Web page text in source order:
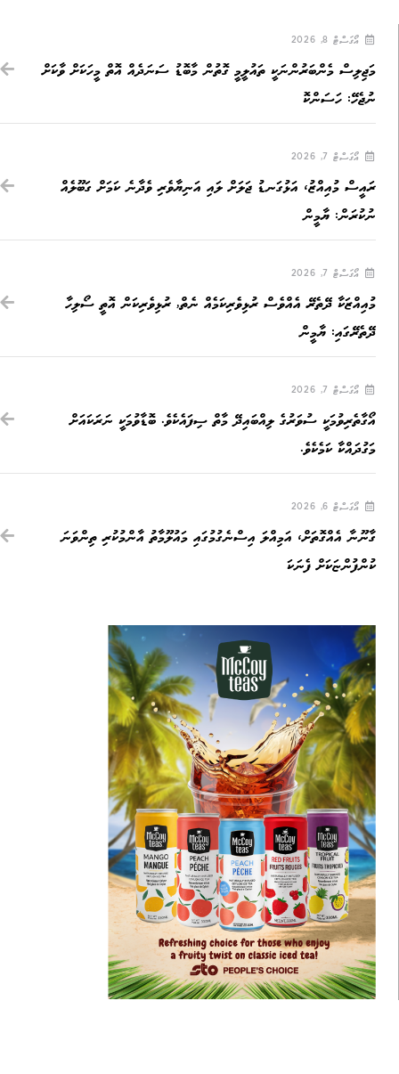
އޯގަސްޓް 8, 2026
މަޖިލިސް މެންބަރުންނަކީ ތައުލީމީ ގޮތުން މާބޮޑު ސަނަދެއް އޮތް މީހަކަށް ވާކަށް
ނުޖެހޭ: ހަސަންކޮ
އޯގަސްޓް 7, 2026
ރައީސް މުއިއްޒު، އަޅުގަނޑު ޖަލަށް ލައި އަނިޔާވެރި ވެދާނެ ކަމަށް ގަބޫލެއް
ނުކުރަން: ޔާމީން
އޯގަސްޓް 7, 2026
މުއިއްޒަކާ ދޭތެރޭ އެއްވެސް ރުޅިވެރިކަމެއް ނެތް, ރުޅިވެރިކަން އޮތީ ސޯލިހާ
ދޭތެރޭގައި: ޔާމީން
އޯގަސްޓް 7, 2026
އޯގާތެރިވުމަކީ ސުވަރުގެ ލިއްބައިދޭ މާތް ސިފައެކެވެ. ބޮޑާވުމަކީ ނަރަކައަށް
މަގުދައްކާ ކަމެކެވެ.
އޯގަސްޓް 6, 2026
ގާނޫނާ އެއްގޮތަށް، އަމިއްލަ އިސްނެގުމުގައި މައުލޫމާތު އާންމުކުރި ތިންވަނަ
ކުންފުންޏަކަށް ފެނަކަ